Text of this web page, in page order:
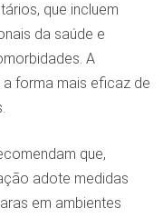
que incluem
da saúde e
A
forma mais eficaz de
que,
adote medidas
em ambientes